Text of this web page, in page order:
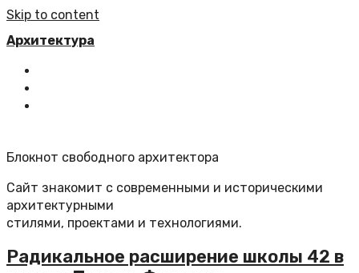
Skip to content
Архитектура
Блокнот свободного архитектора
Сайт знакомит с современными и историческими
архитектурными
стилями, проектами и технологиями.
Радикальное расширение школы 42 в